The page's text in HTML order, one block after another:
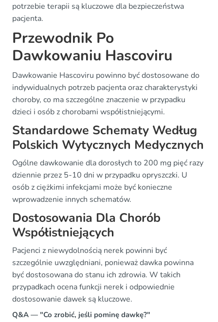
potrzebie terapii są kluczowe dla bezpieczeństwa
pacjenta.
Przewodnik Po
Dawkowaniu Hascoviru
Dawkowanie Hascoviru powinno być dostosowane do
indywidualnych potrzeb pacjenta oraz charakterystyki
choroby, co ma szczególne znaczenie w przypadku
dzieci i osób z chorobami współistniejącymi.
Standardowe Schematy Według
Polskich Wytycznych Medycznych
Ogólne dawkowanie dla dorosłych to 200 mg pięć razy
dziennie przez 5-10 dni w przypadku opryszczki. U
osób z ciężkimi infekcjami może być konieczne
wprowadzenie innych schematów.
Dostosowania Dla Chorób
Współistniejących
Pacjenci z niewydolnością nerek powinni być
szczególnie uwzględniani, ponieważ dawka powinna
być dostosowana do stanu ich zdrowia. W takich
przypadkach ocena funkcji nerek i odpowiednie
dostosowanie dawek są kluczowe.
Q&A — "Co zrobić, jeśli pominę dawkę?"